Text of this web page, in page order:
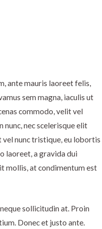
ante mauris laoreet felis,
sem magna, iaculis ut
commodo, velit vel
nunc, nec scelerisque elit
nunc tristique, eu lobortis
laoreet, a gravida dui
mollis, at condimentum est
sollicitudin at. Proin
Donec et justo ante.